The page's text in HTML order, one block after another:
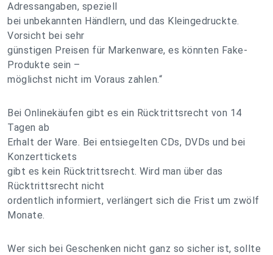
Adressangaben, speziell
bei unbekannten Händlern, und das Kleingedruckte.
Vorsicht bei sehr
günstigen Preisen für Markenware, es könnten Fake-
Produkte sein –
möglichst nicht im Voraus zahlen.“
Bei Onlinekäufen gibt es ein Rücktrittsrecht von 14
Tagen ab
Erhalt der Ware. Bei entsiegelten CDs, DVDs und bei
Konzerttickets
gibt es kein Rücktrittsrecht. Wird man über das
Rücktrittsrecht nicht
ordentlich informiert, verlängert sich die Frist um zwölf
Monate.
Wer sich bei Geschenken nicht ganz so sicher ist, sollte